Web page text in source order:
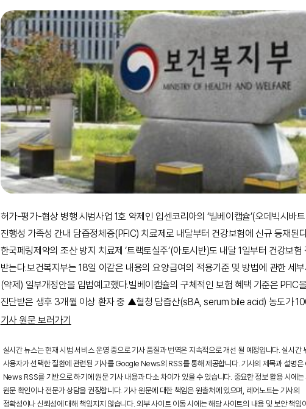
허가-평가-협상 병행 시범사업 1호 약제인 입센코리아의 ‘빌베이캡슐’(오데빅시바
진행성 가족성 간내 담즙정체증(PFIC) 치료제로 내달부터 건강보험에 신규 등재된
한국페링제약의 조산 방지 치료제 ‘트랙토실주’(아토시반)도 내달 1일부터 건강보험
받는다.보건복지부는 18일 이같은 내용의 요양급여의 적용기준 및 방법에 관한 세
(약제) 일부개정안을 입법예고했다.빌베이캡슐의 구체적인 보험 혜택 기준은 PFIC을
진단받은 생후 3개월 이상 환자 중 ▲혈청 담즙산(sBA, serum bile acid) 농도가
기사 원문 보러가기
실시간 뉴스는 현재 시범 서비스 운영 중으로 기사 품질과 번역은 지속적으로 개선 될 예정입니다. 실시간
사용자가 선택한 질환에 관련된 기사를 Google News의 RSS를 통해 제공합니다. 기사의 제목과 설명
News RSS를 기반으로 하기에 원문 기사 내용과 다소 차이가 있을 수 있습니다. 중요한 정보 활용 시에는
원문 확인이나 전문가 상담을 권장합니다. 기사 원문에 대한 책임은 원출처에 있으며, 레어노트는 기사의
정확성이나 신뢰성에 대해 책임지지 않습니다. 외부 사이트 이동 시에는 해당 사이트의 내용 및 보안 책임